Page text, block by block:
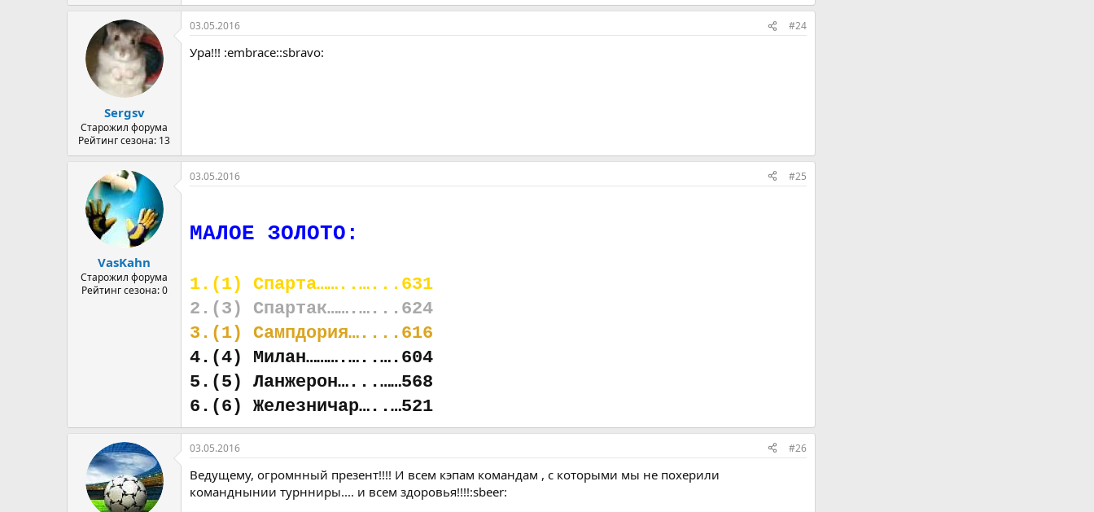
Sergsv
Старожил форума
Рейтинг сезона: 13
03.05.2016 #24
Ура!!! :embrace::sbravo:
VasKahn
Старожил форума
Рейтинг сезона: 0
03.05.2016 #25
МАЛОЕ ЗОЛОТО:
1.(1) Спарта……..…...631
2.(3) Спартак…….…...624
3.(1) Сампдория…....616
4.(4) Милан……….…..….604
5.(5) Ланжерон…...……568
6.(6) Железничар…..…521
03.05.2016 #26
Ведущему, огромнный презент!!!! И всем кэпам командам , с которыми мы не похерили
команднынии турнниры.... и всем здоровья!!!!:sbeer: